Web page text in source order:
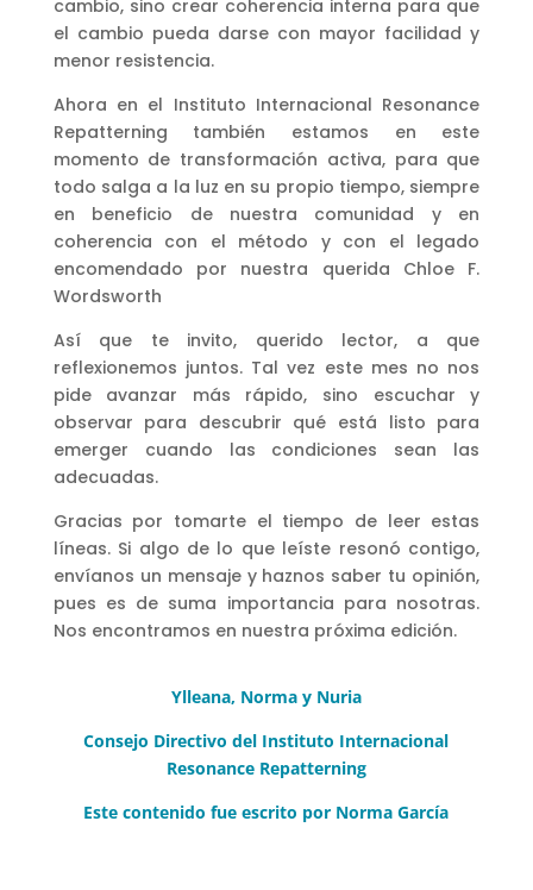
cambio, sino crear coherencia interna para que
el cambio pueda darse con mayor facilidad y
menor resistencia.
Ahora en el Instituto Internacional Resonance
Repatterning también estamos en este
momento de transformación activa, para que
todo salga a la luz en su propio tiempo, siempre
en beneficio de nuestra comunidad y en
coherencia con el método y con el legado
encomendado por nuestra querida Chloe F.
Wordsworth
Así que te invito, querido lector, a que
reflexionemos juntos. Tal vez este mes no nos
pide avanzar más rápido, sino escuchar y
observar para descubrir qué está listo para
emerger cuando las condiciones sean las
adecuadas.
Gracias por tomarte el tiempo de leer estas
líneas. Si algo de lo que leíste resonó contigo,
envíanos un mensaje y haznos saber tu opinión,
pues es de suma importancia para nosotras.
Nos encontramos en nuestra próxima edición.
Ylleana, Norma y Nuria
Consejo Directivo del Instituto Internacional
Resonance Repatterning
Este contenido fue escrito por Norma García